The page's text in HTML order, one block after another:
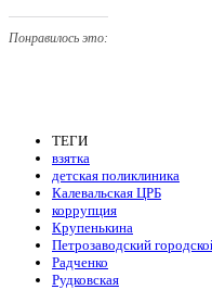
Понравилось это:
ТЕГИ
взятка
детская поликлиника
Калевальская ЦРБ
коррупция
Крупенькина
Петрозаводский
Радченко
Рудковская